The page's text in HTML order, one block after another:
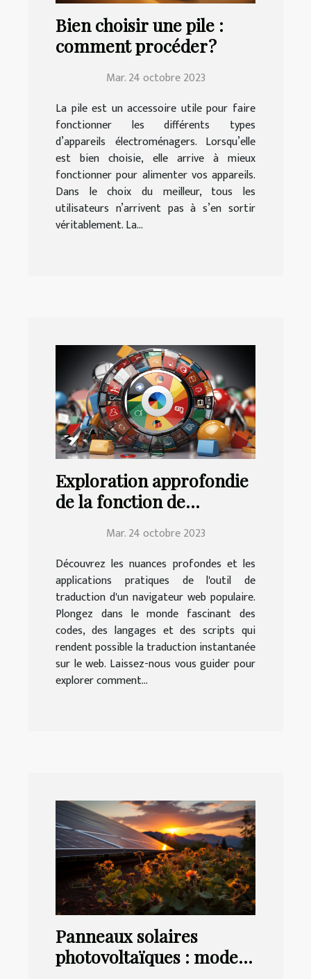
Bien choisir une pile :
comment procéder ?
Mar. 24 octobre 2023
La pile est un accessoire utile pour faire
fonctionner les différents types
d’appareils électroménagers. Lorsqu’elle
est bien choisie, elle arrive à mieux
fonctionner pour alimenter vos appareils.
Dans le choix du meilleur, tous les
utilisateurs n’arrivent pas à s’en sortir
véritablement. La...
Exploration approfondie
de la fonction de
Chrome | Education.fr
Mar. 24 octobre 2023
Découvrez les nuances profondes et les
applications pratiques de l'outil de
traduction d'un navigateur web populaire.
Plongez dans le monde fascinant des
codes, des langages et des scripts qui
rendent possible la traduction instantanée
sur le web. Laissez-nous vous guider pour
explorer comment...
Panneaux solaires
photovoltaïques : mode